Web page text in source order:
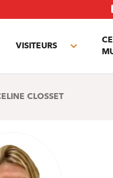
VISITEURS
Toggle
CLOSSET